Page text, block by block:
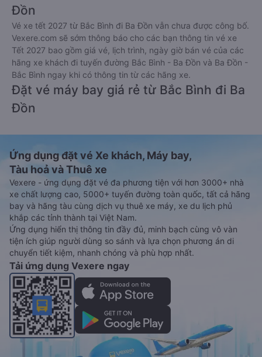
Đồn
Vé xe tết 2027 từ Bắc Bình đi Ba Đồn vẫn chưa được công bố.
Vexere.com sẽ sớm thông báo cho các bạn thông tin vé xe
Tết 2027 bao gồm giá vé, lịch trình, ngày giờ bán vé của các
hãng xe khách đi tuyến đường Bắc Bình - Ba Đồn và Ba Đồn -
Bắc Bình ngay khi có thông tin từ các hãng xe.
Đặt vé máy bay giá rẻ từ Bắc Bình đi Ba
Đồn
Ứng dụng đặt vé Xe khách, Máy bay,
Tàu hoả và Thuê xe
Vexere - ứng dụng đặt vé đa phương tiện với hơn 3000+ nhà
xe chất lượng cao, 5000+ tuyến đường toàn quốc, tất cả hãng
bay và hãng tàu cùng dịch vụ thuê xe máy, xe du lịch phủ
khắp các tỉnh thành tại Việt Nam.
Ứng dụng hiển thị thông tin đầy đủ, minh bạch cùng vô vàn
tiện ích giúp người dùng so sánh và lựa chọn phương án di
chuyển tiết kiệm, nhanh chóng và phù hợp nhất.
Tải ứng dụng Vexere ngay